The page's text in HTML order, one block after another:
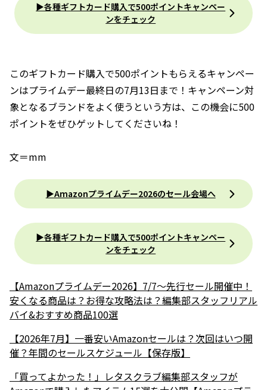
▶︎各種ギフトカード購入で500ポイントキャンペー
ンをチェック
このギフトカード購入で500ポイントもらえるキャンペー
ンはプライムデー最終日の7月13日まで！キャンペーン対
象となるブランドをよく使うという方は、この機会に500
ポイントをぜひゲットしてくださいね！
文＝mm
▶︎Amazonプライムデー2026のセール会場へ
▶︎各種ギフトカード購入で500ポイントキャンペー
ンをチェック
【Amazonプライムデー2026】7/7～先行セール開催中！
安くなる商品は？お得な攻略法は？編集部スタッフリアル
バイ&おすすめ商品100選
【2026年7月】一番安いAmazonセールは？次回はいつ開
催？年間のセールスケジュール【保存版】
「買ってよかった！」レタスクラブ編集部スタッフが